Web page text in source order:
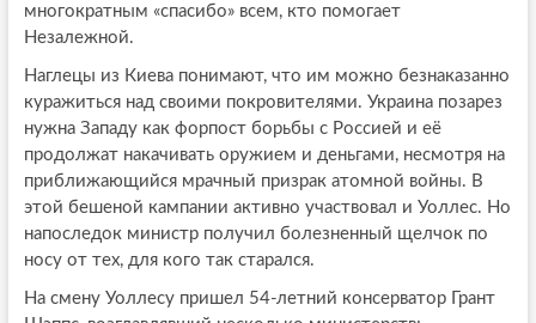
многократным «спасибо» всем, кто помогает
Незалежной.
Наглецы из Киева понимают, что им можно безнаказанно
куражиться над своими покровителями. Украина позарез
нужна Западу как форпост борьбы с Россией и её
продолжат накачивать оружием и деньгами, несмотря на
приближающийся мрачный призрак атомной войны. В
этой бешеной кампании активно участвовал и Уоллес. Но
напоследок министр получил болезненный щелчок по
носу от тех, для кого так старался.
На смену Уоллесу пришел 54-летний консерватор Грант